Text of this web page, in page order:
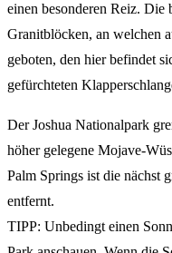
einen besonderen Reiz. Die
Granitblöcken, an welchen
geboten, den hier befindet
gefürchteten
Der Joshua Nationalpark
höher gelegene Mojave-
Palm Springs ist die nächst
entfernt.
TIPP: Unbedingt einen